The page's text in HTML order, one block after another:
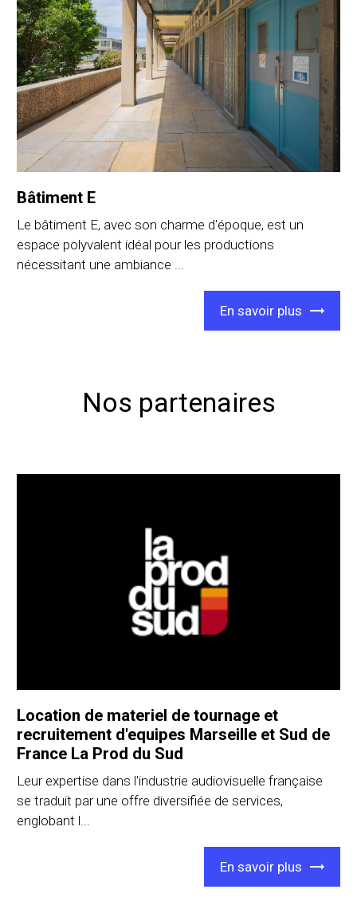
Bâtiment E
Le bâtiment E, avec son charme d'époque, est un
espace polyvalent idéal pour les productions
nécessitant une ambiance ...
En savoir plus
Nos partenaires
Location de materiel de tournage et
recruitement d'equipes Marseille et Sud de
France La Prod du Sud
Leur expertise dans l'industrie audiovisuelle française
se traduit par une offre diversifiée de services,
englobant l...
En savoir plus